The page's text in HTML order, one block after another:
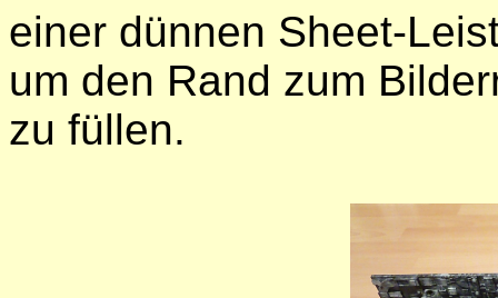
einer dünnen Sheet-
um den Rand zum
zu füllen.